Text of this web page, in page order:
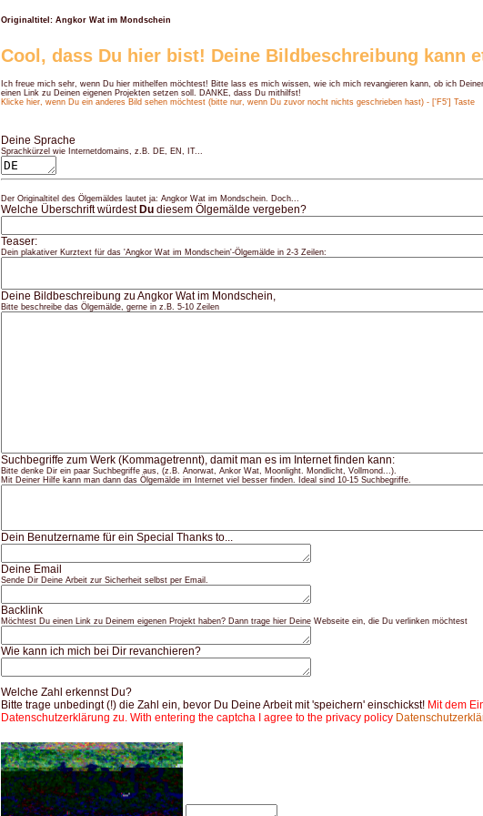
Originaltitel: Angkor Wat im Mondschein
Cool, dass Du hier bist! Deine Bildbeschreibung kann
Ich freue mich sehr, wenn Du hier mithelfen möchtest! Bitte lass es mich wissen, wie ich mich revangieren kann, ob ich
einen Link zu Deinen eigenen Projekten setzen soll. DANKE, dass Du mithilfst!
Klicke hier, wenn Du ein anderes Bild sehen möchtest (bitte nur, wenn Du zuvor nocht nichts geschrieben hast) - ['F5'] Taste
Deine Sprache
Sprachkürzel wie Internetdomains, z.B. DE, EN, IT...
Der Originaltitel des Ölgemäldes lautet ja: Angkor Wat im Mondschein. Doch...
Welche Überschrift würdestDudiesem Ölgemälde vergeben?
Teaser:
Dein plakativer Kurztext für das 'Angkor Wat im Mondschein'-Ölgemälde in 2-3 Zeilen:
Deine Bildbeschreibung zu Angkor Wat im Mondschein,
Bitte beschreibe das Ölgemälde, gerne in z.B. 5-10 Zeilen
Suchbegriffe zum Werk (Kommagetrennt), damit man es im Internet finden kann:
Bitte denke Dir ein paar Suchbegriffe aus, (z.B. Anorwat, Ankor Wat, Moonlight. Mondlicht, Vollmond...).
Mit Deiner Hilfe kann man dann das Ölgemälde im Internet viel besser finden. Ideal sind 10-15 Suchbegriffe.
Dein Benutzername für ein Special Thanks to...
Deine Email
Sende Dir Deine Arbeit zur Sicherheit selbst per Email.
Backlink
Möchtest Du einen Link zu Deinem eigenen Projekt haben? Dann trage hier Deine Webseite ein, die Du verlinken möchtest
Wie kann ich mich bei Dir revanchieren?
Welche Zahl erkennst Du?
Bitte trage unbedingt (!) die Zahl ein, bevor Du Deine Arbeit mit 'speichern' einschickst! Mit dem
Datenschutzerklärung zu. With entering the captcha I agree to the privacy policy